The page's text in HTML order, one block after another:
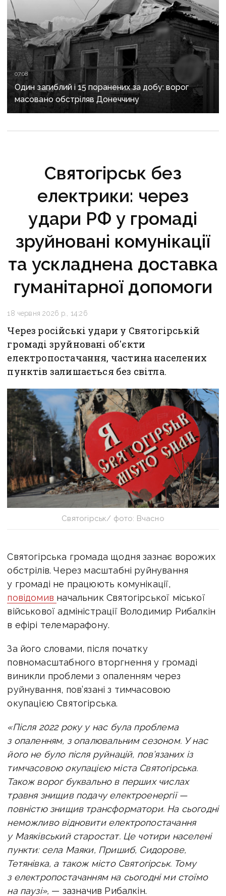
07:08
Один загиблий і 15 поранених за добу: ворог
масовано обстріляв Донеччину
Святогірськ без
електрики: через
удари РФ у громаді
зруйновані комунікації
та ускладнена доставка
гуманітарної допомоги
18 червня 2026 р., 14:26
Через російські удари у Святогірській
громаді зруйновані об'єкти
електропостачання, частина населених
пунктів залишається без світла.
Святогірськ/ фото: Вчасно
Святогірська громада щодня зазнає ворожих
обстрілів. Через масштабні руйнування
у громаді не працюють комунікації,
повідомив начальник Святогірської міської
військової адміністрації Володимир Рибалкін
в ефірі телемарафону.
За його словами, після початку
повномасштабного вторгнення у громаді
виникли проблеми з опаленням через
руйнування, пов’язані з тимчасовою
окупацією Святогірська.
«Після 2022 року у нас була проблема
з опаленням, з опалювальним сезоном. У нас
його не було після руйнацій, пов’язаних із
тимчасовою окупацією міста Святогірська.
Також ворог буквально в перших числах
травня знищив подачу електроенергії —
повністю знищив трансформатори. На сьогодні
неможливо відновити електропостачання
у Маяківський старостат. Це чотири населені
пункти: села Маяки, Пришиб, Сидорове,
Тетянівка, а також місто Святогірськ. Тому
з електропостачанням на сьогодні ми стоїмо
на паузі», — зазначив Рибалкін.